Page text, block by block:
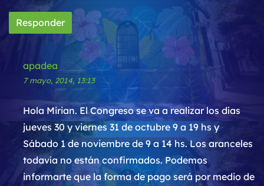
Responder
apadea
7 mayo, 2014, 13:13
Hola Mirian. El Congreso se va a realizar los días
jueves 30 y viernes 31 de octubre 9 a 19 hs y
Sábado 1 de noviembre de 9 a 14 hs. Los aranceles
todavía no están confirmados. Podemos
informarte que la forma de pago será por medio de